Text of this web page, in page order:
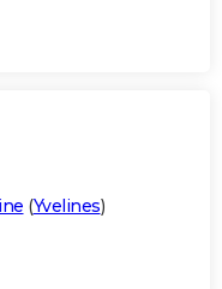
(Yvelines)